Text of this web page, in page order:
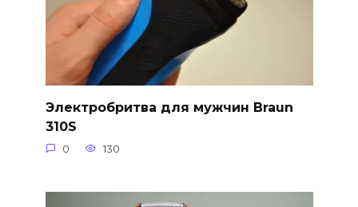
Электробритва для мужчин Braun
310S
0 130